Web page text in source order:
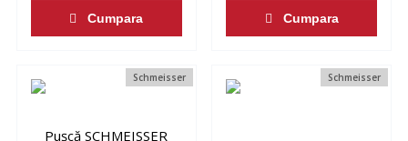
Cumpara Cumpara
Schmeisser
Pușcă SCHMEISSER
Schmeisser